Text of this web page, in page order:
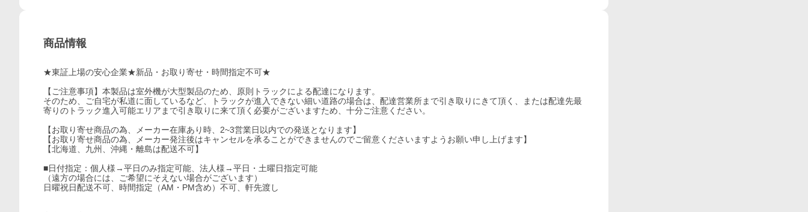
商品情報
★東証上場の安心企業★新品・お取り寄せ・時間指定不可★
【ご注意事項】本製品は室外機が大型製品のため、原則トラックによる配達になります。
そのため、ご自宅が私道に面しているなど、トラックが進入できない細い道路の場合は、配達営業所まで引き取りにきて頂く、または配達先最
寄りのトラック進入可能エリアまで引き取りに来て頂く必要がございますため、十分ご注意ください。
【お取り寄せ商品の為、メーカー在庫あり時、2~3営業日以内での発送となります】
【お取り寄せ商品の為、メーカー発注後はキャンセルを承ることができませんのでご留意くださいますようお願い申し上げます】
【北海道、九州、沖縄・離島は配送不可】
■日付指定：個人様→平日のみ指定可能、法人様→平日・土曜日指定可能
（遠方の場合には、ご希望にそえない場合がございます）
日曜祝日配送不可、時間指定（AM・PM含め）不可、軒先渡し